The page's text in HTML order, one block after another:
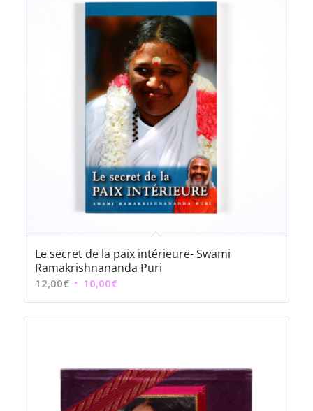
Le secret de la paix intérieure- Swami
Ramakrishnananda Puri
12,00€ Le
prix
initial
10,00€Le
prix
actuel